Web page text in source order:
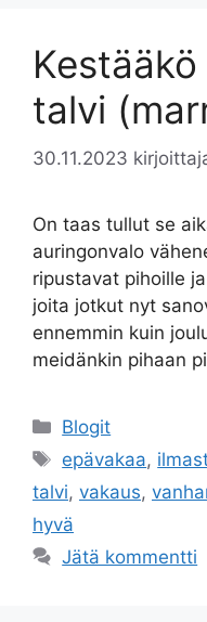
talvi
30.11.2023
On taas tullut se
auringonvalo
ripustavat pihoille
joita jotkut nyt
ennemmin kuin
meidänkin pihaan
Kategoriat
Blogit
Avainsanat
epävakaa,
talvi, vakaus,
hyvä
Jätä kommentti